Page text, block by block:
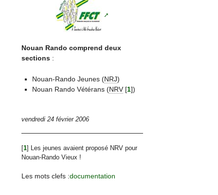
Nouan Rando comprend deux
sections :
Nouan-Rando Jeunes (NRJ)
Nouan Rando Vétérans (NRV[1])
vendredi 24 février 2006
[1] Les jeunes avaient proposé NRV pour
Nouan-Rando Vieux !
Les mots clefs :documentation